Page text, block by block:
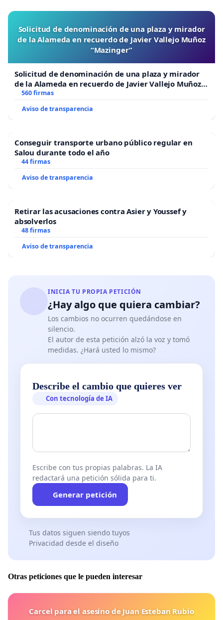
Solicitud de denominación de una plaza y mirador
de la Alameda en recuerdo de Javier Vallejo Muñoz
“Mazinger”
Solicitud de denominación de una plaza y mirador
de la Alameda en recuerdo de Javier Vallejo Muñoz
“Mazinger”
560 firmas
Aviso de transparencia
Conseguir transporte urbano público regular en
Salou durante todo el año
44 firmas
Aviso de transparencia
Retirar las acusaciones contra Asier y Youssef y
absolverlos
48 firmas
Aviso de transparencia
INICIA TU PROPIA PETICIÓN
¿Hay algo que quiera cambiar?
Los cambios no ocurren quedándose en
silencio.
El autor de esta petición alzó la voz y tomó
medidas. ¿Hará usted lo mismo?
Describe el cambio que quieres ver
Con tecnología de IA
Escribe con tus propias palabras. La IA
redactará una petición sólida para ti.
Generar petición
Tus datos siguen siendo tuyos
Privacidad desde el diseño
Otras peticiones que le pueden interesar
Carcel para el asesino de Juan Esteban Rubio